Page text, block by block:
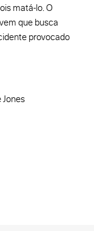
matá-lo. O
que busca
provocado
Jones